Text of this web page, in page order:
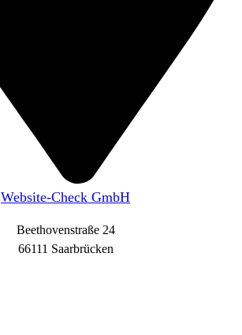
Website-Check GmbH
Beethovenstraße 24
66111 Saarbrücken